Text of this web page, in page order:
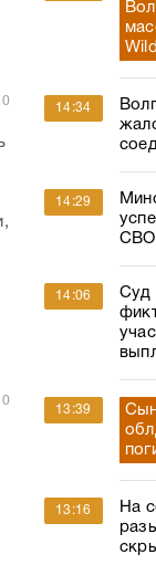
0
0
14:34
14:29
СВО
14:06
Суд
13:39
13:16
На